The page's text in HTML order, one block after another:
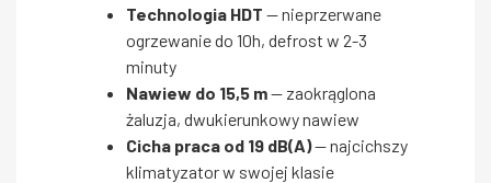
Technologia HDT — nieprzerwane
ogrzewanie do 10h, defrost w 2-3
minuty
Nawiew do 15,5 m— zaokrąglona
żaluzja, dwukierunkowy nawiew
Cicha praca od 19 dB(A)— najcichszy
klimatyzator w swojej klasie